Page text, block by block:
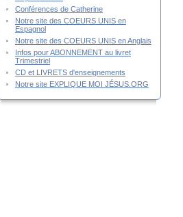
Conférences de Catherine
Notre site des COEURS UNIS en
Espagnol
Notre site des COEURS UNIS en Anglais
Infos pour ABONNEMENT au livret
Trimestriel
CD et LIVRETS d'enseignements
Notre site EXPLIQUE MOI JÉSUS.ORG